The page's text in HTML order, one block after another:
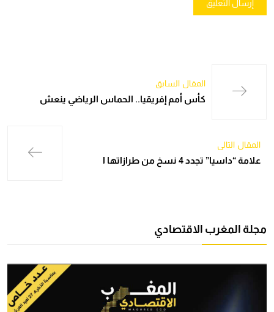
المقال السابق
كأس أمم إفريقيا.. الحماس الرياضي ينعش
المقال التالي
علامة “داسيا” تجدد 4 نسخ من طرازاتها ا
مجلة المغرب الاقتصادي